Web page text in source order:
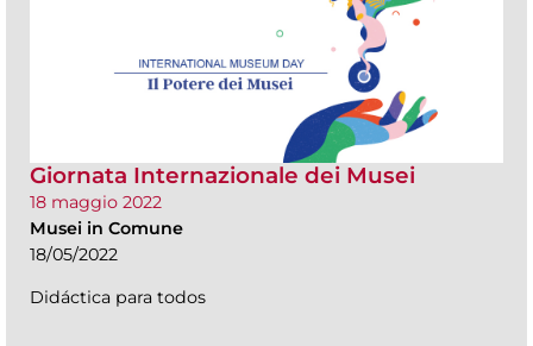
Giornata Internazionale dei Musei
18 maggio 2022
Musei in Comune
18/05/2022
Didáctica para todos